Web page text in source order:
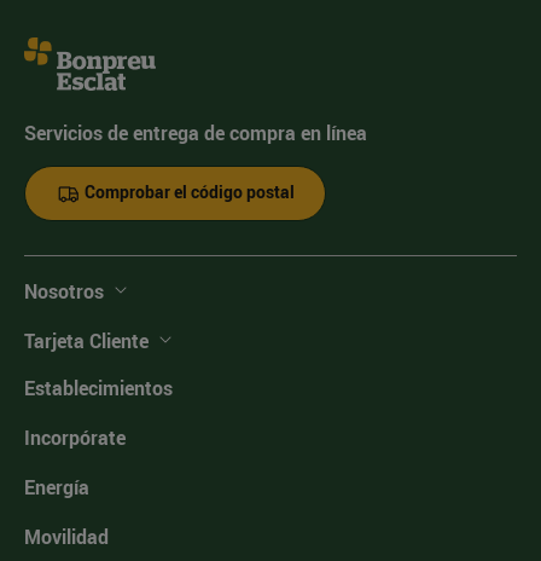
Servicios de entrega de compra en línea
Comprobar el código postal
Nosotros
Tarjeta Cliente
Establecimientos
Incorpórate
Energía
Movilidad